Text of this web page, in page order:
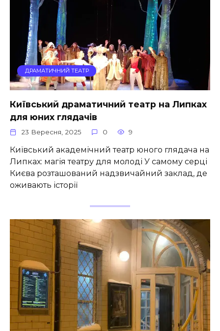
ДРАМАТИЧНИЙ ТЕАТР
Київський драматичний театр на Липках
для юних глядачів
23 Вересня, 2025 0 9
Київський академічний театр юного глядача на
Липках: магія театру для молоді У самому серці
Києва розташований надзвичайний заклад, де
оживають історії